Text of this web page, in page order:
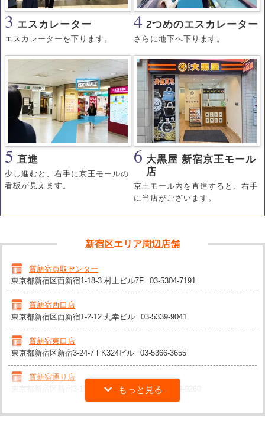
3 エスカレーター
エスカレーターを下ります。
4 2つめのエスカレーター
さらに地下へ下ります。
5 直進
少し進むと、右手に京王モールの
看板が見えます。
6 大黒屋 新宿京王モール
店
京王モール内を直進すると、右手
に当店がございます。
新宿区エリア周辺店舗
質新宿買取センター
東京都新宿区西新宿1-18-3 村上ビル7F
03-5304-7191
質新宿西口店
東京都新宿区西新宿1-2-12 丸幸ビル
03-5339-9041
質新宿東口店
東京都新宿区新宿3-24-7 FK324ビル
03-5366-3655
質新宿通り店
東京都新宿区新宿3-17-2 アカネビルB1F
03-6709-9260